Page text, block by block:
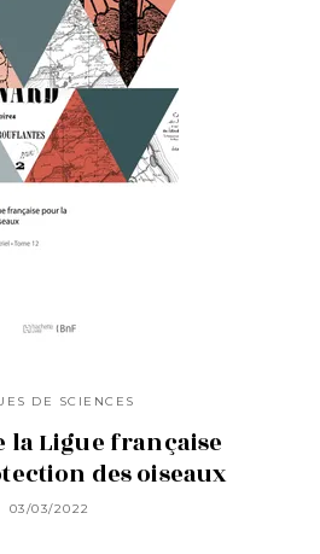
DE SCIENCES
la Ligue française
des oiseaux
03/03/2022